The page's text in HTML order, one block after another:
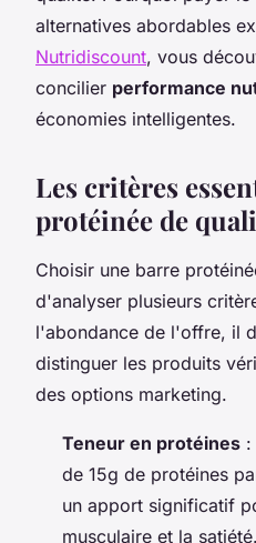
alternatives abordables
Nutridiscount, vous
concilier performance
économies intelligentes.
Les critères
protéinée de
Choisir une barre
d'analyser plusieurs
l'abondance de l'offre, il
distinguer les produits
des options marketing.
Teneur en protéines :
de 15g de protéines
un apport significatif
musculaire et la satiété.